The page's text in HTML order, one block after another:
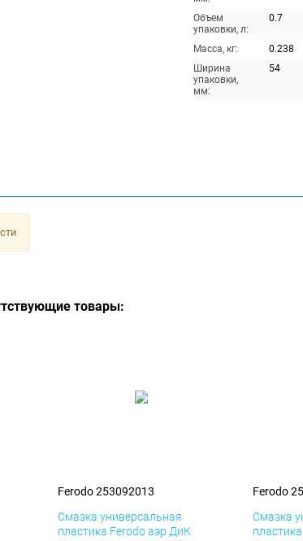
Объем
упаковки, л:
0.7
Масса, кг:
0.238
Ширина
упаковки,
мм:
54
товары:
Ferodo 253092013
Смазка универсальная
пластика Ferodo аэр ДиК
Ferodo
Смазка